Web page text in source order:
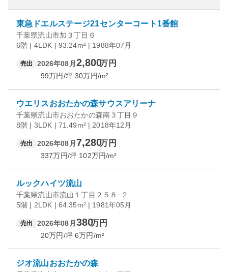
東急ドエルステージ21センターコート1番館
千葉県流山市加３丁目６
6階 | 4LDK | 93.24m² | 1988年07月
売出 2026年08月 2,800万円
99万円/坪 30万円/m²
ウエリスおおたかの森サウスアリーナ
千葉県流山市おおたかの森南３丁目９
8階 | 3LDK | 71.49m² | 2018年12月
売出 2026年08月 7,280万円
337万円/坪 102万円/m²
ルックハイツ流山
千葉県流山市流山１丁目２５８−２
5階 | 2LDK | 64.35m² | 1981年05月
売出 2026年08月 380万円
20万円/坪 6万円/m²
ジオ流山おおたかの森